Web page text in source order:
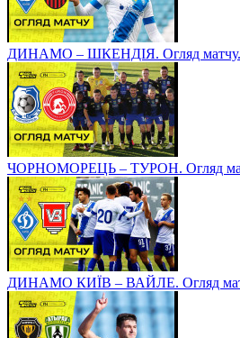
ДИНАМО – ШКЕНДІЯ. Огляд матчу.
ЧОРНОМОРЕЦЬ – ТУРОН. Огляд
ДИНАМО КИЇВ – ВАЙЛЕ. Огляд